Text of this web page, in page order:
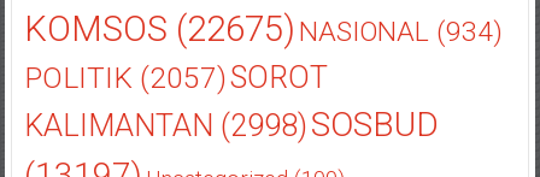
KOMSOS (22675) NASIONAL(934)
POLITIK(2057)SOROT
KALIMANTAN (2998)SOSBUD